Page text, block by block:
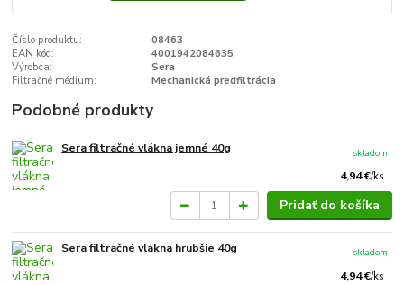
Číslo produktu:
08463
EAN kód:
4001942084635
Výrobca:
Sera
Filtračné médium:
Mechanická predfiltrácia
Podobné produkty
Sera filtračné vlákna jemné 40g
4,94 €/ks
skladom
Pridať do košíka
Sera filtračné vlákna hrubšie 40g
4,94 €/ks
skladom